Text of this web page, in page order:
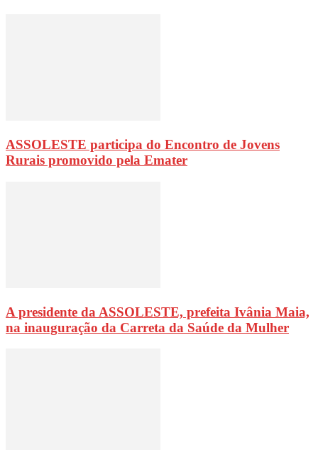
ASSOLESTE participa do Encontro de Jovens
Rurais promovido pela Emater
A presidente da ASSOLESTE, prefeita Ivânia Maia,
na inauguração da Carreta da Saúde da Mulher